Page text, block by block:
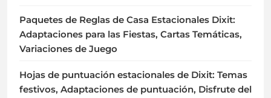
Paquetes de Reglas de Casa Estacionales Dixit:
Adaptaciones para las Fiestas, Cartas Temáticas,
Variaciones de Juego
Hojas de puntuación estacionales de Dixit: Temas
festivos, Adaptaciones de puntuación, Disfrute del